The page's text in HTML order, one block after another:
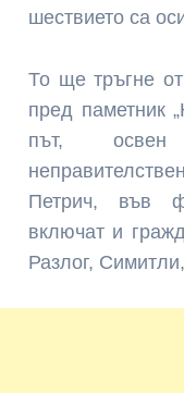
шествието са
То ще тръгне
пред паметник
път, освен
Петрич, във
включат и
Разлог,